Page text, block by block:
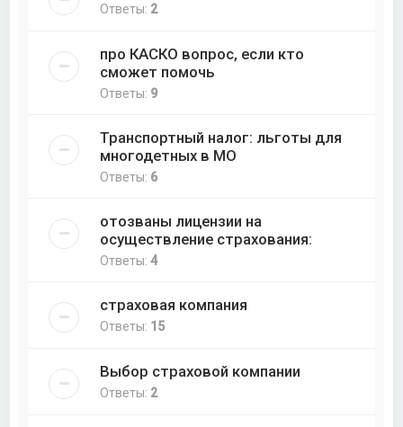
Ответы: 2
про КАСКО вопрос, если кто
сможет помочь
Ответы: 9
Транспортный налог: льготы для
многодетных в МО
Ответы: 6
отозваны лицензии на
осуществление страхования:
Ответы:4
страховая компания
Ответы: 15
Выбор страховой компании
Ответы: 2